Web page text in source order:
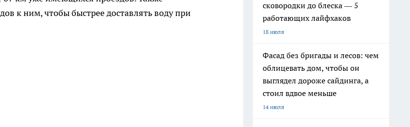
к ним, чтобы быстрее доставлять воду при
сковородки до блеска — 5
работающих лайфхаков
18 июля
Фасад без бригады и лесов: чем
облицевать дом, чтобы он
выглядел дороже сайдинга, а
стоил вдвое меньше
14 июля